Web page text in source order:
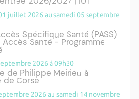
juillet 2026 au samedi 05 septembre
Spécifique Santé (PASS)
Accès Santé - Programme
2026 à 09h30
de Philippe Meirieu à
de Corse
2026 au samedi 14 novembre